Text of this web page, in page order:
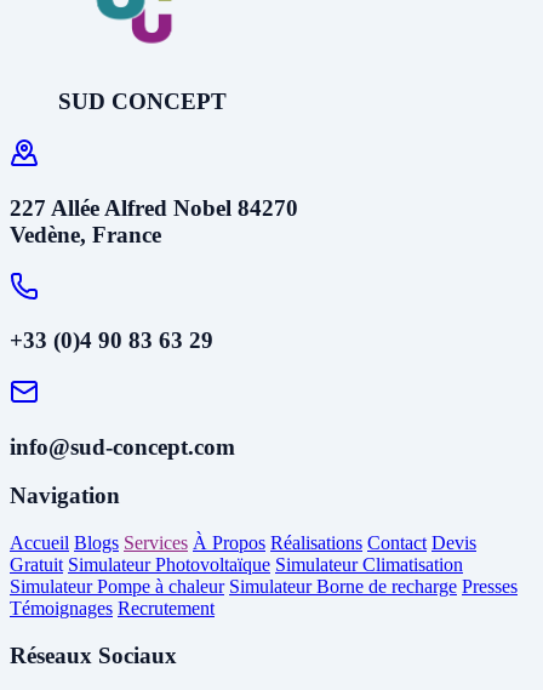
SUD CONCEPT
227 Allée Alfred Nobel 84270
Vedène, France
+33 (0)4 90 83 63 29
info@sud-concept.com
Navigation
Accueil Blogs Services À Propos Réalisations Contact Devis
Gratuit Simulateur Photovoltaïque Simulateur Climatisation
Simulateur Pompe à chaleur Simulateur Borne de recharge Presses
Témoignages Recrutement
Réseaux Sociaux